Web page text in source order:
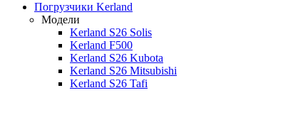
Погрузчики Kerland
Модели
Kerland S26 Solis
Kerland F500
Kerland S26 Kubota
Kerland S26 Mitsubishi
Kerland S26 Tafi